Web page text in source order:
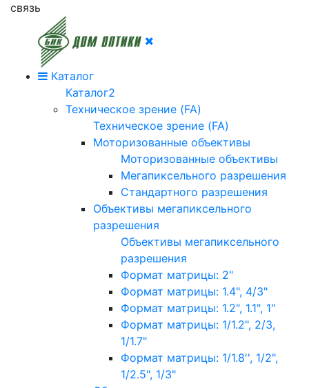
связь
Каталог
Каталог2
Техническое зрение (FA)
Техническое зрение (FA)
Моторизованные объективы
Моторизованные объективы
Мегапиксельного разрешения
Стандартного разрешения
Объективы мегапиксельного
разрешения
Объективы мегапиксельного
разрешения
Формат матрицы: 2"
Формат матрицы: 1.4", 4/3"
Формат матрицы: 1.2", 1.1", 1"
Формат матрицы: 1/1.2", 2/3,
1/1.7"
Формат матрицы: 1/1.8'', 1/2",
1/2.5", 1/3"